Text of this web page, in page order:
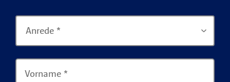
Anrede *
Vorname *